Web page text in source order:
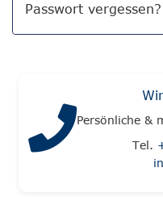
Passwort vergessen?
Persönliche &
Tel.